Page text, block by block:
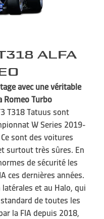
Alfa
avec une véritable
Romeo Turbo
T318 Tatuus sont
W Series 2019-
sont des voitures
surtout très sûres. En
de sécurité les
ces dernières années.
et au Halo, qui
de toutes les
la FIA depuis 2018,